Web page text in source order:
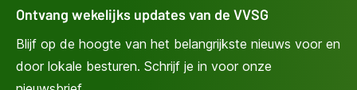
Ontvang wekelijks updates van de VVSG
Blijf op de hoogte van het belangrijkste nieuws voor en
door lokale besturen. Schrijf je in voor onze